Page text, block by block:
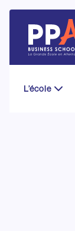
content
L’école